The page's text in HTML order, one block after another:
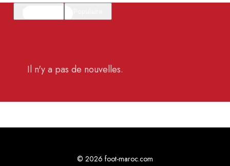
Il n'y a pas de nouvelles.
© 2026 foot-maroc.com